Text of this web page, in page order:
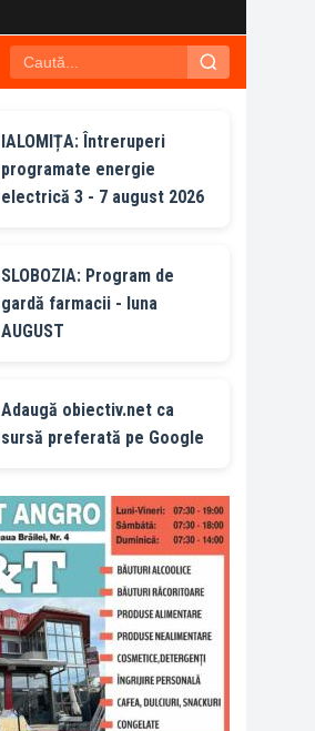
IALOMIȚA: Întreruperi
programate energie
electrică 3 - 7 august 2026
SLOBOZIA: Program de
gardă farmacii - luna
AUGUST
Adaugă obiectiv.net ca
sursă preferată pe Google